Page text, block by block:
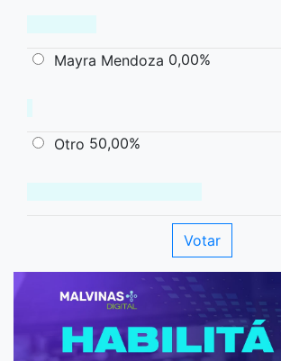
Mayra Mendoza 0,00%
Otro 50,00%